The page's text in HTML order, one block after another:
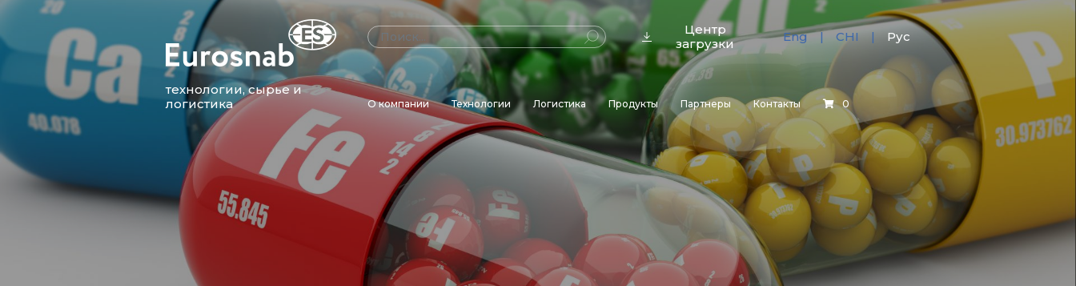
технологии, сырье и
логистика
Центр
загрузки
Eng CHI Рус
О компании Технологии Логистика Продукты Партнеры Контакты 0